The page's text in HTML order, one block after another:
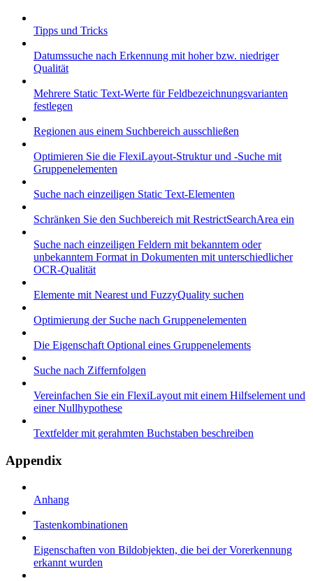
Tipps und Tricks
Datumssuche nach Erkennung mit hoher bzw. niedriger
Qualität
Mehrere Static Text-Werte für Feldbezeichnungsvarianten
festlegen
Regionen aus einem Suchbereich ausschließen
Optimieren Sie die FlexiLayout-Struktur und -Suche mit
Gruppenelementen
Suche nach einzeiligen Static Text-Elementen
Schränken Sie den Suchbereich mit RestrictSearchArea ein
Suche nach einzeiligen Feldern mit bekanntem oder
unbekanntem Format in Dokumenten mit unterschiedlicher
OCR-Qualität
Elemente mit Nearest und FuzzyQuality suchen
Optimierung der Suche nach Gruppenelementen
Die Eigenschaft Optional eines Gruppenelements
Suche nach Ziffernfolgen
Vereinfachen Sie ein FlexiLayout mit einem Hilfselement und
einer Nullhypothese
Textfelder mit gerahmten Buchstaben beschreiben
Appendix
Anhang
Tastenkombinationen
Eigenschaften von Bildobjekten, die bei der Vorerkennung
erkannt wurden